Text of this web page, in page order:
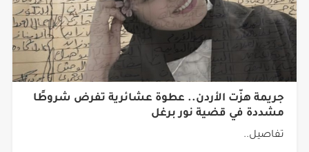
جريمة هزّت الأردن.. عطوة عشائرية تفرض شروطًا
مشددة في قضية نور برغل
تفاصيل..